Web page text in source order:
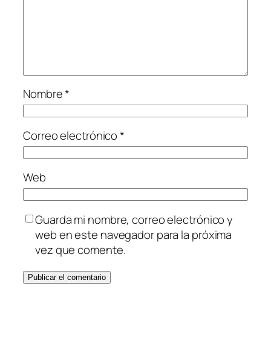
Nombre*
Correo electrónico*
Web
Guarda mi nombre, correo electrónico y
web en este navegador para la próxima
vez que comente.